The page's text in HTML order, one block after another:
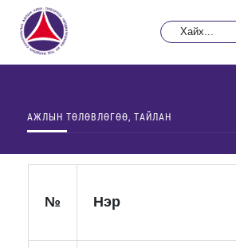
АЖЛЫН ТӨЛӨВЛӨГӨӨ, ТАЙЛАН
№ Нэр